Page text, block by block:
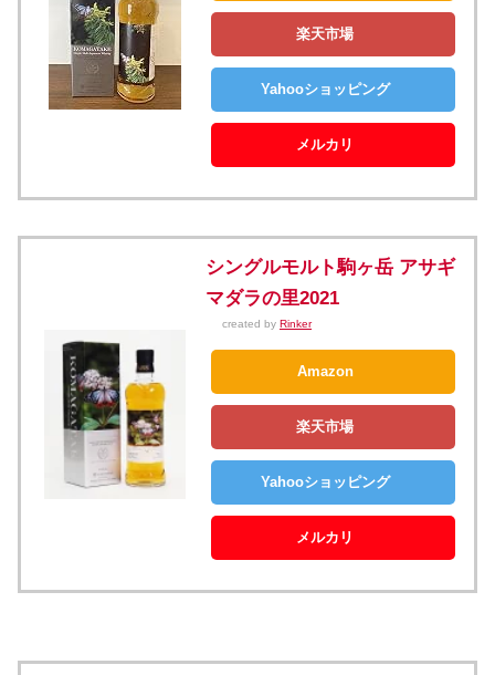
楽天市場
Yahooショッピング
メルカリ
シングルモルト駒ヶ岳 アサギ
マダラの里2021
created by Rinker
Amazon
楽天市場
Yahooショッピング
メルカリ